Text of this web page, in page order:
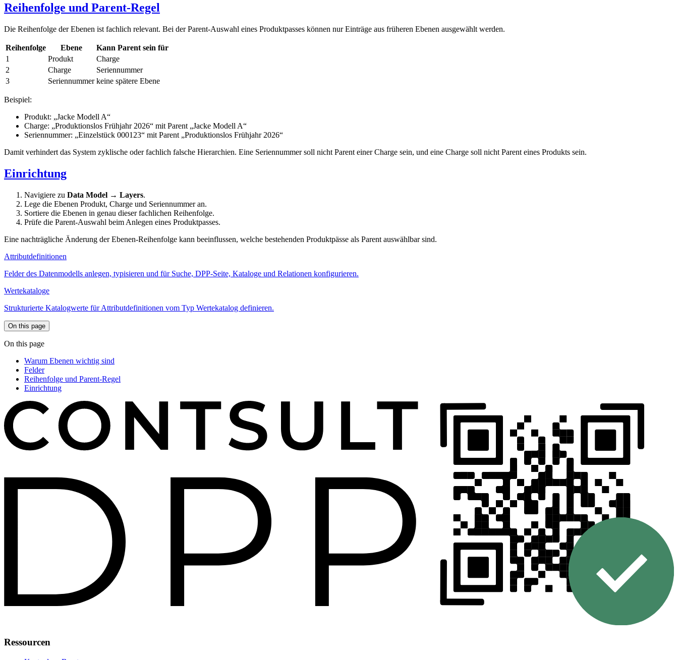
Reihenfolge und Parent-Regel
Die Reihenfolge der Ebenen ist fachlich relevant. Bei der Parent-Auswahl eines Produktpasses können nur Einträge aus früheren Ebenen ausgewählt werden.
Reihenfolge Ebene
Kann Parent sein für
1
Produkt
Charge
2
Charge
Seriennummer
3
Seriennummer keine spätere Ebene
Beispiel:
Produkt: „Jacke Modell A“
Charge: „Produktionslos Frühjahr 2026“ mit Parent „Jacke Modell A“
Seriennummer: „Einzelstück 000123“ mit Parent „Produktionslos Frühjahr 2026“
Damit verhindert das System zyklische oder fachlich falsche Hierarchien. Eine Seriennummer soll nicht Parent einer Charge sein, und eine Charge soll nicht Parent eines Produkts sein.
Einrichtung
Navigiere zu Data Model → Layers.
Lege die Ebenen Produkt, Charge und Seriennummer an.
Sortiere die Ebenen in genau dieser fachlichen Reihenfolge.
Prüfe die Parent-Auswahl beim Anlegen eines Produktpasses.
Eine nachträgliche Änderung der Ebenen-Reihenfolge kann beeinflussen, welche bestehenden Produktpässe als Parent auswählbar sind.
Attributdefinitionen
Felder des Datenmodells anlegen, typisieren und für Suche, DPP-Seite, Kataloge und Relationen konfigurieren.
Wertekataloge
Strukturierte Katalogwerte für Attributdefinitionen vom Typ Wertekatalog definieren.
On this page
On this page
Warum Ebenen wichtig sind
Felder
Reihenfolge und Parent-Regel
Einrichtung
Ressourcen